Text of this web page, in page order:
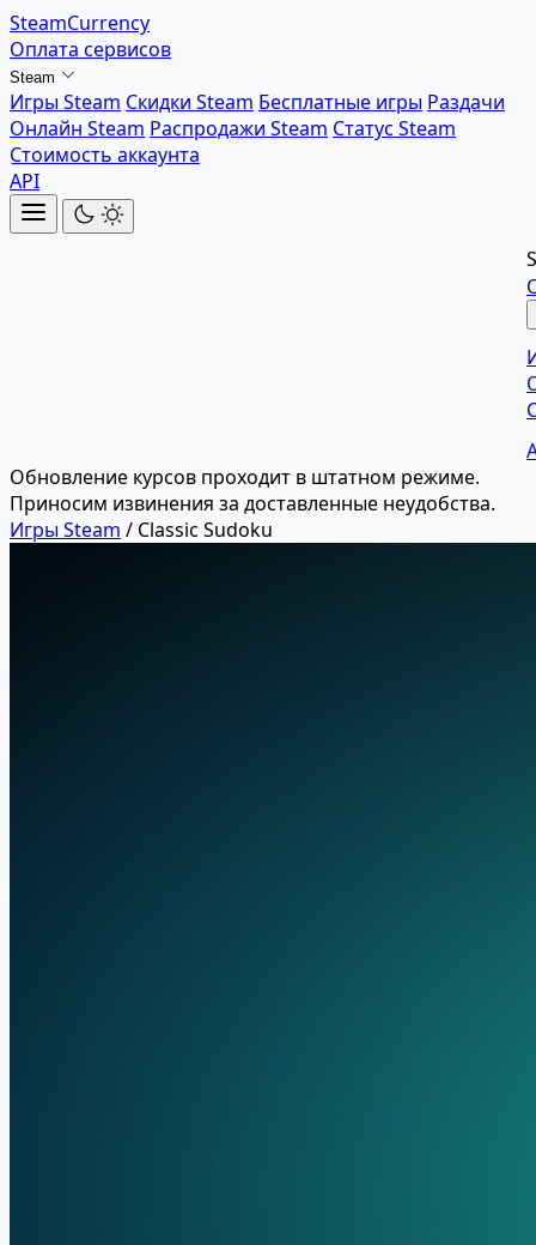
SteamCurrency
Оплата сервисов
Steam
Игры Steam Скидки Steam Бесплатные игры Раздачи
Онлайн Steam Распродажи Steam Статус Steam
Стоимость аккаунта
API
Обновление курсов проходит в штатном режиме.
Приносим извинения за доставленные неудобства.
Игры Steam / Classic Sudoku